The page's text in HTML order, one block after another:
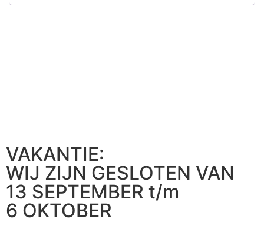
VAKANTIE:
WIJ ZIJN GESLOTEN VAN
13 SEPTEMBER t/m
6 OKTOBER